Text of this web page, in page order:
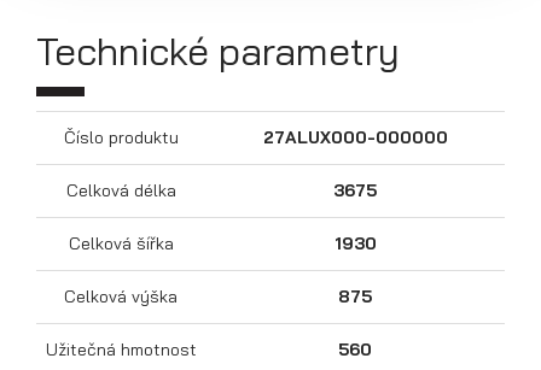
Přívěsy s koly pod ložnou plochou
(hliníkové a plechové bočnice)
Technické parametry
Číslo produktu 27ALUX000-000000
Celková délka 3675
Celková šířka 1930
Celková výška 875
Užitečná hmotnost 560